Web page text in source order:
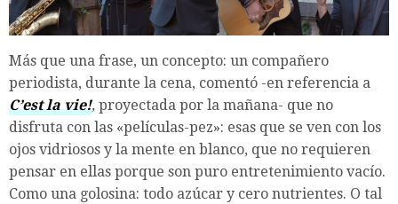
Más que una frase, un concepto: un compañero
periodista, durante la cena, comentó -en referencia a
C’est la vie!, proyectada por la mañana- que no
disfruta con las «películas-pez»: esas que se ven con los
ojos vidriosos y la mente en blanco, que no requieren
pensar en ellas porque son puro entretenimiento vacío.
Como una golosina: todo azúcar y cero nutrientes. O tal